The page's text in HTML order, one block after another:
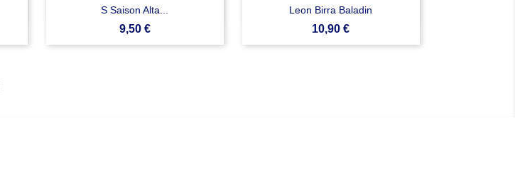
S Saison Alta...
Prezzo
9,50 €
Anteprima Leon Birra Baladin
Prezzo
10,90 €
 Anteprima